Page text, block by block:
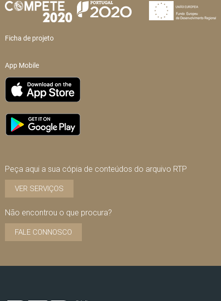
Ficha de projeto
App Mobile
Peça aqui a sua cópia de conteúdos do arquivo RTP
VER SERVIÇOS
Não encontrou o que procura?
FALE CONNOSCO